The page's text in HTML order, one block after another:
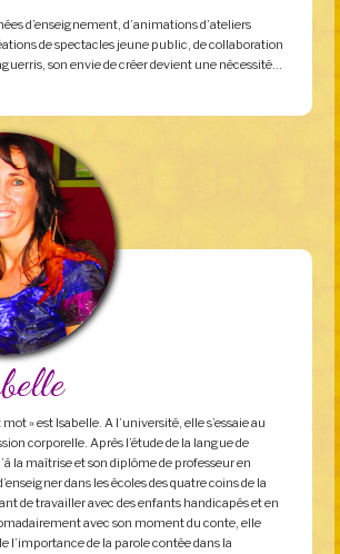
d’enseignement, d’animations d’ateliers
de spectacles jeune public, de collaboration
son envie de créer devient une nécessité…
» est Isabelle. A l’université, elle s’essaie au
corporelle. Après l’étude de la langue de
la maîtrise et son diplôme de professeur en
dans les écoles des quatre coins de la
de travailler avec des enfants handicapés et en
avec son moment du conte, elle
l’importance de la parole contée dans la